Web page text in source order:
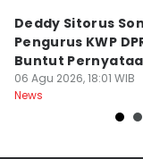
Deddy Sitorus
Pengurus KWP
Buntut
Sirkus
06 Agu 2026, 18:01 WIB
News